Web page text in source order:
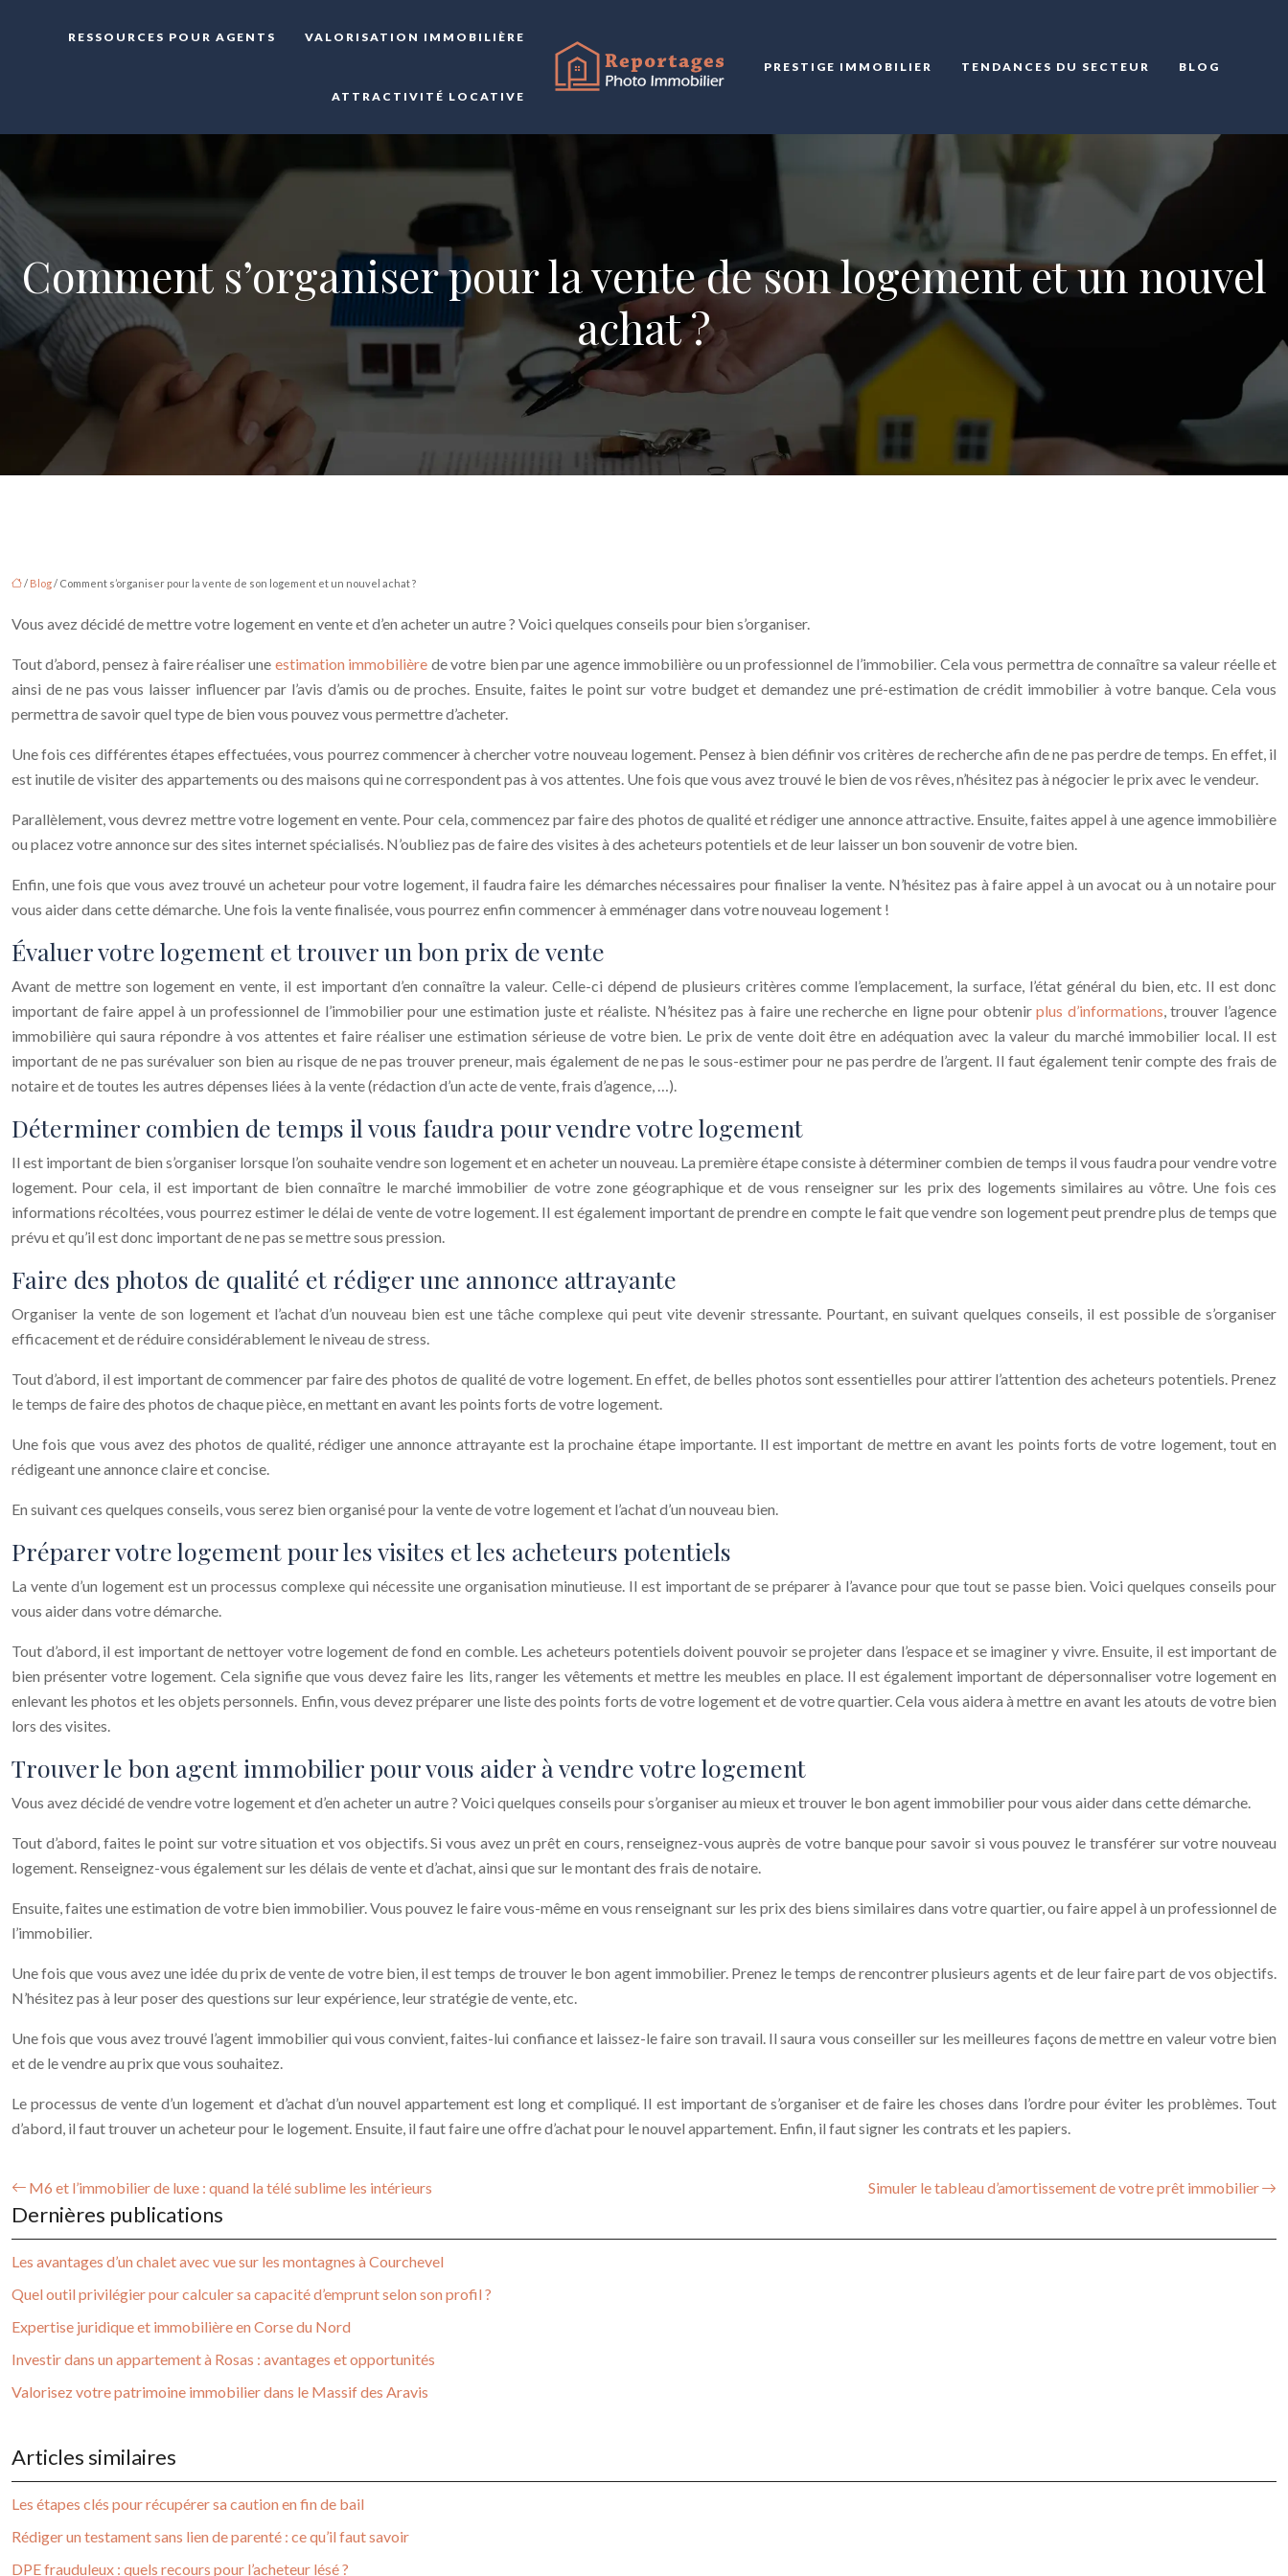
VALORISATION IMMOBILIÈRE
RESSOURCES POUR AGENTS
ATTRACTIVITÉ LOCATIVE
PRESTIGE IMMOBILIER TENDANCES DU SECTEUR BLOG
Comment s’organiser pour la vente de son logement et un nouvel
achat ?
/ Blog/ Comment s’organiser pour la vente de son logement et un nouvel achat ?
Vous avez décidé de mettre votre logement en vente et d’en acheter un autre ? Voici quelques conseils pour bien s’organiser.
Tout d’abord, pensez à faire réaliser une estimation immobilière de votre bien par une agence immobilière ou un professionnel de l’immobilier. Cela vous permettra de connaître sa valeur réelle et
ainsi de ne pas vous laisser influencer par l’avis d’amis ou de proches. Ensuite, faites le point sur votre budget et demandez une pré-estimation de crédit immobilier à votre banque. Cela vous
permettra de savoir quel type de bien vous pouvez vous permettre d’acheter.
Une fois ces différentes étapes effectuées, vous pourrez commencer à chercher votre nouveau logement. Pensez à bien définir vos critères de recherche afin de ne pas perdre de temps. En effet, il
est inutile de visiter des appartements ou des maisons qui ne correspondent pas à vos attentes. Une fois que vous avez trouvé le bien de vos rêves, n’hésitez pas à négocier le prix avec le vendeur.
Parallèlement, vous devrez mettre votre logement en vente. Pour cela, commencez par faire des photos de qualité et rédiger une annonce attractive. Ensuite, faites appel à une agence immobilière
ou placez votre annonce sur des sites internet spécialisés. N’oubliez pas de faire des visites à des acheteurs potentiels et de leur laisser un bon souvenir de votre bien.
Enfin, une fois que vous avez trouvé un acheteur pour votre logement, il faudra faire les démarches nécessaires pour finaliser la vente. N’hésitez pas à faire appel à un avocat ou à un notaire pour
vous aider dans cette démarche. Une fois la vente finalisée, vous pourrez enfin commencer à emménager dans votre nouveau logement !
Évaluer votre logement et trouver un bon prix de vente
Avant de mettre son logement en vente, il est important d’en connaître la valeur. Celle-ci dépend de plusieurs critères comme l’emplacement, la surface, l’état général du bien, etc. Il est donc
important de faire appel à un professionnel de l’immobilier pour une estimation juste et réaliste. N’hésitez pas à faire une recherche en ligne pour obtenirplus d’informations, trouver l’agence
immobilière qui saura répondre à vos attentes et faire réaliser une estimation sérieuse de votre bien. Le prix de vente doit être en adéquation avec la valeur du marché immobilier local. Il est
important de ne pas surévaluer son bien au risque de ne pas trouver preneur, mais également de ne pas le sous-estimer pour ne pas perdre de l’argent. Il faut également tenir compte des frais de
notaire et de toutes les autres dépenses liées à la vente (rédaction d’un acte de vente, frais d’agence, …).
Déterminer combien de temps il vous faudra pour vendre votre logement
Il est important de bien s’organiser lorsque l’on souhaite vendre son logement et en acheter un nouveau. La première étape consiste à déterminer combien de temps il vous faudra pour vendre votre
logement. Pour cela, il est important de bien connaître le marché immobilier de votre zone géographique et de vous renseigner sur les prix des logements similaires au vôtre. Une fois ces
informations récoltées, vous pourrez estimer le délai de vente de votre logement. Il est également important de prendre en compte le fait que vendre son logement peut prendre plus de temps que
prévu et qu’il est donc important de ne pas se mettre sous pression.
Faire des photos de qualité et rédiger une annonce attrayante
Organiser la vente de son logement et l’achat d’un nouveau bien est une tâche complexe qui peut vite devenir stressante. Pourtant, en suivant quelques conseils, il est possible de s’organiser
efficacement et de réduire considérablement le niveau de stress.
Tout d’abord, il est important de commencer par faire des photos de qualité de votre logement. En effet, de belles photos sont essentielles pour attirer l’attention des acheteurs potentiels. Prenez
le temps de faire des photos de chaque pièce, en mettant en avant les points forts de votre logement.
Une fois que vous avez des photos de qualité, rédiger une annonce attrayante est la prochaine étape importante. Il est important de mettre en avant les points forts de votre logement, tout en
rédigeant une annonce claire et concise.
En suivant ces quelques conseils, vous serez bien organisé pour la vente de votre logement et l’achat d’un nouveau bien.
Préparer votre logement pour les visites et les acheteurs potentiels
La vente d’un logement est un processus complexe qui nécessite une organisation minutieuse. Il est important de se préparer à l’avance pour que tout se passe bien. Voici quelques conseils pour
vous aider dans votre démarche.
Tout d’abord, il est important de nettoyer votre logement de fond en comble. Les acheteurs potentiels doivent pouvoir se projeter dans l’espace et se imaginer y vivre. Ensuite, il est important de
bien présenter votre logement. Cela signifie que vous devez faire les lits, ranger les vêtements et mettre les meubles en place. Il est également important de dépersonnaliser votre logement en
enlevant les photos et les objets personnels. Enfin, vous devez préparer une liste des points forts de votre logement et de votre quartier. Cela vous aidera à mettre en avant les atouts de votre bien
lors des visites.
Trouver le bon agent immobilier pour vous aider à vendre votre logement
Vous avez décidé de vendre votre logement et d’en acheter un autre ? Voici quelques conseils pour s’organiser au mieux et trouver le bon agent immobilier pour vous aider dans cette démarche.
Tout d’abord, faites le point sur votre situation et vos objectifs. Si vous avez un prêt en cours, renseignez-vous auprès de votre banque pour savoir si vous pouvez le transférer sur votre nouveau
logement. Renseignez-vous également sur les délais de vente et d’achat, ainsi que sur le montant des frais de notaire.
Ensuite, faites une estimation de votre bien immobilier. Vous pouvez le faire vous-même en vous renseignant sur les prix des biens similaires dans votre quartier, ou faire appel à un professionnel de
l’immobilier.
Une fois que vous avez une idée du prix de vente de votre bien, il est temps de trouver le bon agent immobilier. Prenez le temps de rencontrer plusieurs agents et de leur faire part de vos objectifs.
N’hésitez pas à leur poser des questions sur leur expérience, leur stratégie de vente, etc.
Une fois que vous avez trouvé l’agent immobilier qui vous convient, faites-lui confiance et laissez-le faire son travail. Il saura vous conseiller sur les meilleures façons de mettre en valeur votre bien
et de le vendre au prix que vous souhaitez.
Le processus de vente d’un logement et d’achat d’un nouvel appartement est long et compliqué. Il est important de s’organiser et de faire les choses dans l’ordre pour éviter les problèmes. Tout
d’abord, il faut trouver un acheteur pour le logement. Ensuite, il faut faire une offre d’achat pour le nouvel appartement. Enfin, il faut signer les contrats et les papiers.
M6 et l’immobilier de luxe : quand la télé sublime les intérieurs Simuler le tableau d’amortissement de votre prêt immobilier
Dernières publications
Les avantages d’un chalet avec vue sur les montagnes à Courchevel
Quel outil privilégier pour calculer sa capacité d’emprunt selon son profil ?
Expertise juridique et immobilière en Corse du Nord
Investir dans un appartement à Rosas : avantages et opportunités
Valorisez votre patrimoine immobilier dans le Massif des Aravis
Articles similaires
Les étapes clés pour récupérer sa caution en fin de bail
Rédiger un testament sans lien de parenté : ce qu’il faut savoir
DPE frauduleux : quels recours pour l’acheteur lésé ?